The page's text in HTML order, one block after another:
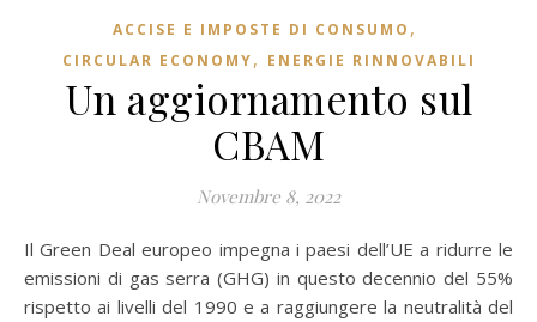
ACCISE E IMPOSTE DI CONSUMO ,
CIRCULAR ECONOMY, ENERGIE RINNOVABILI
Un aggiornamento sul
CBAM
Novembre 8, 2022
Il Green Deal europeo impegna i paesi dell’UE a ridurre le
emissioni di gas serra (GHG) in questo decennio del 55%
rispetto ai livelli del 1990 e a raggiungere la neutralità del